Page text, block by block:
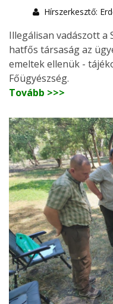
Hírszerkesztő:
Illegálisan vadászott
hatfős társaság az
emeltek ellenük -
Főügyészség.
Tovább >>>